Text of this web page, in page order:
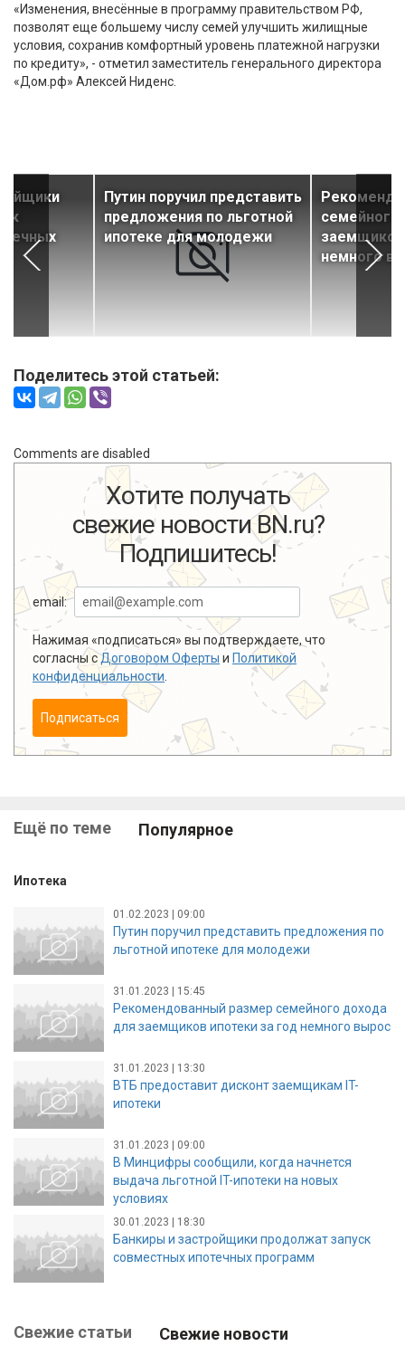
«Изменения, внесённые в программу правительством РФ,
позволят еще большему числу семей улучшить жилищные
условия, сохранив комфортный уровень платежной нагрузки
по кредиту», - отметил заместитель генерального директора
«Дом.рф» Алексей Ниденс.
Путин поручил представить
предложения по льготной
ипотеке для молодежи
семейного
заемщиков
немного
Поделитесь этой статьей:
Comments are disabled
Хотите получать
свежие новости BN.ru?
Подпишитесь!
email:
Нажимая «подписаться» вы подтверждаете, что
согласны сДоговором Оферты и Политикой
конфиденциальности
Подписаться
Ещё по теме Популярное
Ипотека
01.02.2023 | 09:00
Путин поручил представить предложения по
льготной ипотеке для молодежи
31.01.2023 | 15:45
Рекомендованный размер семейного дохода
для заемщиков ипотеки за год немного вырос
31.01.2023 | 13:30
ВТБ предоставит дисконт заемщикам IT-
ипотеки
31.01.2023 | 09:00
В Минцифры сообщили, когда начнется
выдача льготной IT-ипотеки на новых
условиях
30.01.2023 | 18:30
Банкиры и застройщики продолжат запуск
совместных ипотечных программ
Свежие статьи Свежие новости